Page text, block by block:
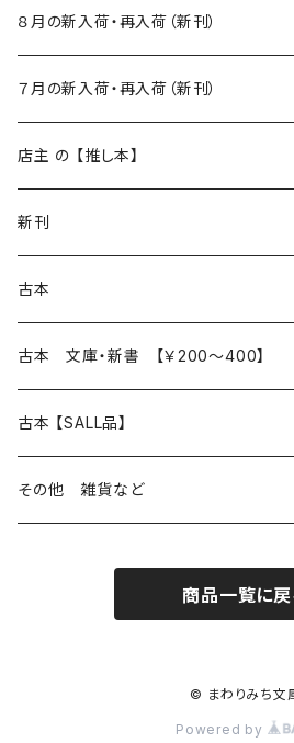
８月の新入荷・再入荷（新刊）
新入荷
再入荷
７月の新入荷・再入荷（新刊）
新入荷
再入荷
店主 の 【推し本】
新刊
本 の あれこれ
読書のこと
本屋のこと
文芸
近代小説 エッセイ 戯曲（日本人作家）
現代小説 エッセイ 戯曲（日本人作家）
現代小説 エッセイ 戯曲（外国人作家）
日々 の できこと
日常の 風景 群像
生き方 ライフスタイル
人生 生き方 について考える
食べ物 料理
古本
本 の あれこれ
読書のこと
本屋のこと
日本文学
小説 エッセイ 戯曲（日本人作家）
海外文学
詩（外国人作家）
ファンタジー SF 幻想文学（外国人作家）
日常の 風景 群像
生き方 ライフスタイル
趣味 ファッション 生活用品 雑貨
古本 文庫・新書 【￥200～400】
日本文学
小説 エッセイ 戯曲
海外文学
古本 【SALL品】
20％OFF
その他 雑貨など
商品一覧に戻
© まわりみち文
Powered by